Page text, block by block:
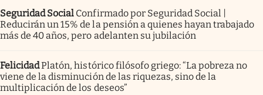
Seguridad Social Confirmado por Seguridad Social |
Reducirán un 15% de la pensión a quienes hayan trabajado
más de 40 años, pero adelanten su jubilación
FelicidadPlatón, histórico filósofo griego: “La pobreza no
viene de la disminución de las riquezas, sino de la
multiplicación de los deseos”